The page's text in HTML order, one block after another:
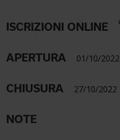
ISCRIZIONI ONLINE
APERTURA 01/10/2022
CHIUSURA 27/10/2022
NOTE